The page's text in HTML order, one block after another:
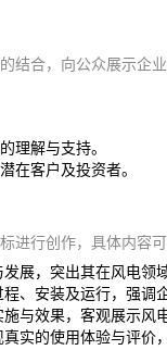
结合，向公众展示企
理解与支持。
在客户及投资者。
进行创作，具体内容可
展，突出其在风电领
、安装及运行，强调
与效果，客观展示风
实的使用体验与评价